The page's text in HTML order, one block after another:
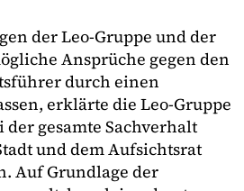
der Leo-Gruppe und der
Ansprüche gegen den
durch einen
erklärte die Leo-Gruppe
der gesamte Sachverhalt
und dem Aufsichtsrat
Auf Grundlage der